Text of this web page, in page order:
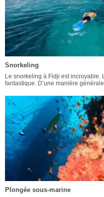
Snorkeling
Le snorkeling à Fidji est incroyable.
fantastique. D’une manière
Plongée sous-marine